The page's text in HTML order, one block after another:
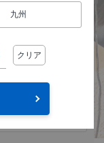
九州
クリア